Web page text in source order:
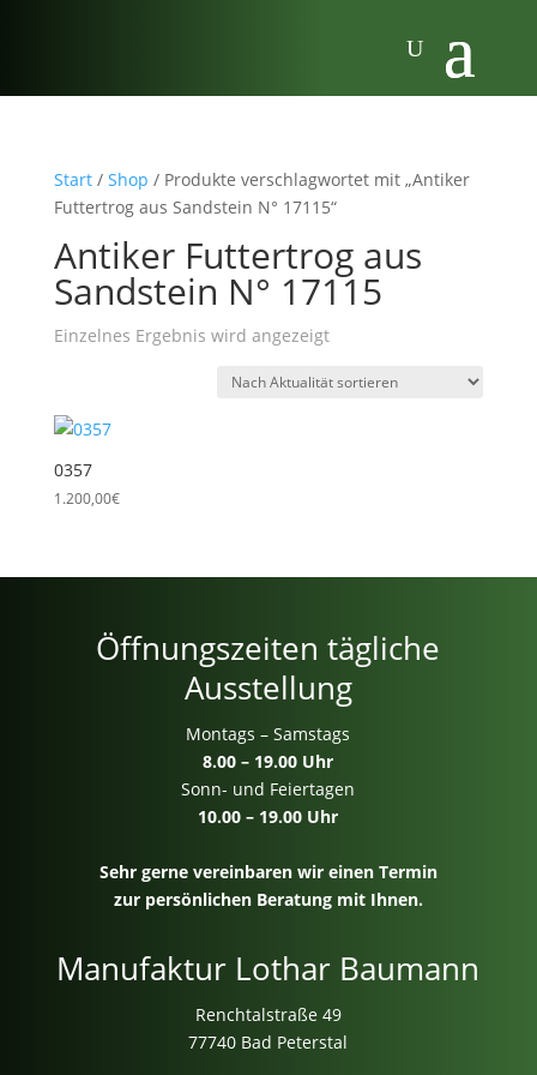
Start/ Shop / Produkte verschlagwortet mit „Antiker
Futtertrog aus Sandstein N° 17115“
Antiker Futtertrog aus
Sandstein N° 17115
Einzelnes Ergebnis wird angezeigt
0357
1.200,00€
Öffnungszeiten tägliche
Ausstellung
Montags – Samstags
8.00 – 19.00 Uhr
Sonn- und Feiertagen
10.00 – 19.00 Uhr
Sehr gerne vereinbaren wir einen Termin
zur persönlichen Beratung mit Ihnen.
Manufaktur Lothar Baumann
Renchtalstraße 49
77740 Bad Peterstal